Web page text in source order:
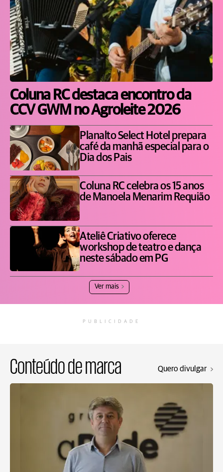
Coluna RC destaca encontro da
CCV GWM no Agroleite 2026
Planalto Select Hotel prepara
café da manhã especial para o
Dia dos Pais
Coluna RC celebra os 15 anos
de Manoela Menarim Requião
Ateliê Criativo oferece
workshop de teatro e dança
neste sábado em PG
Ver mais
PUBLICIDADE
Conteúdo de marca Quero divulgar